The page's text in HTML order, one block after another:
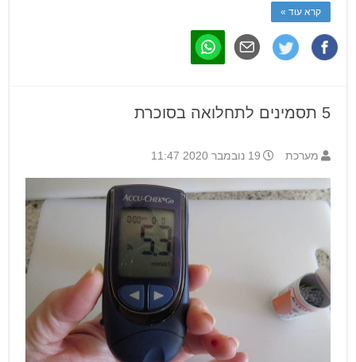
קרא עוד »
5 תסמינים לתחלואה בסוכרת
מערכת 19 נובמבר 2020 11:47